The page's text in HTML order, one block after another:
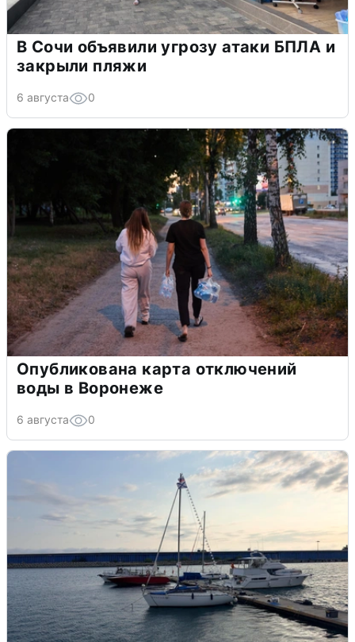
В Сочи объявили угрозу атаки БПЛА и
закрыли пляжи
6 августа 0
Опубликована карта отключений
воды в Воронеже
6 августа 0